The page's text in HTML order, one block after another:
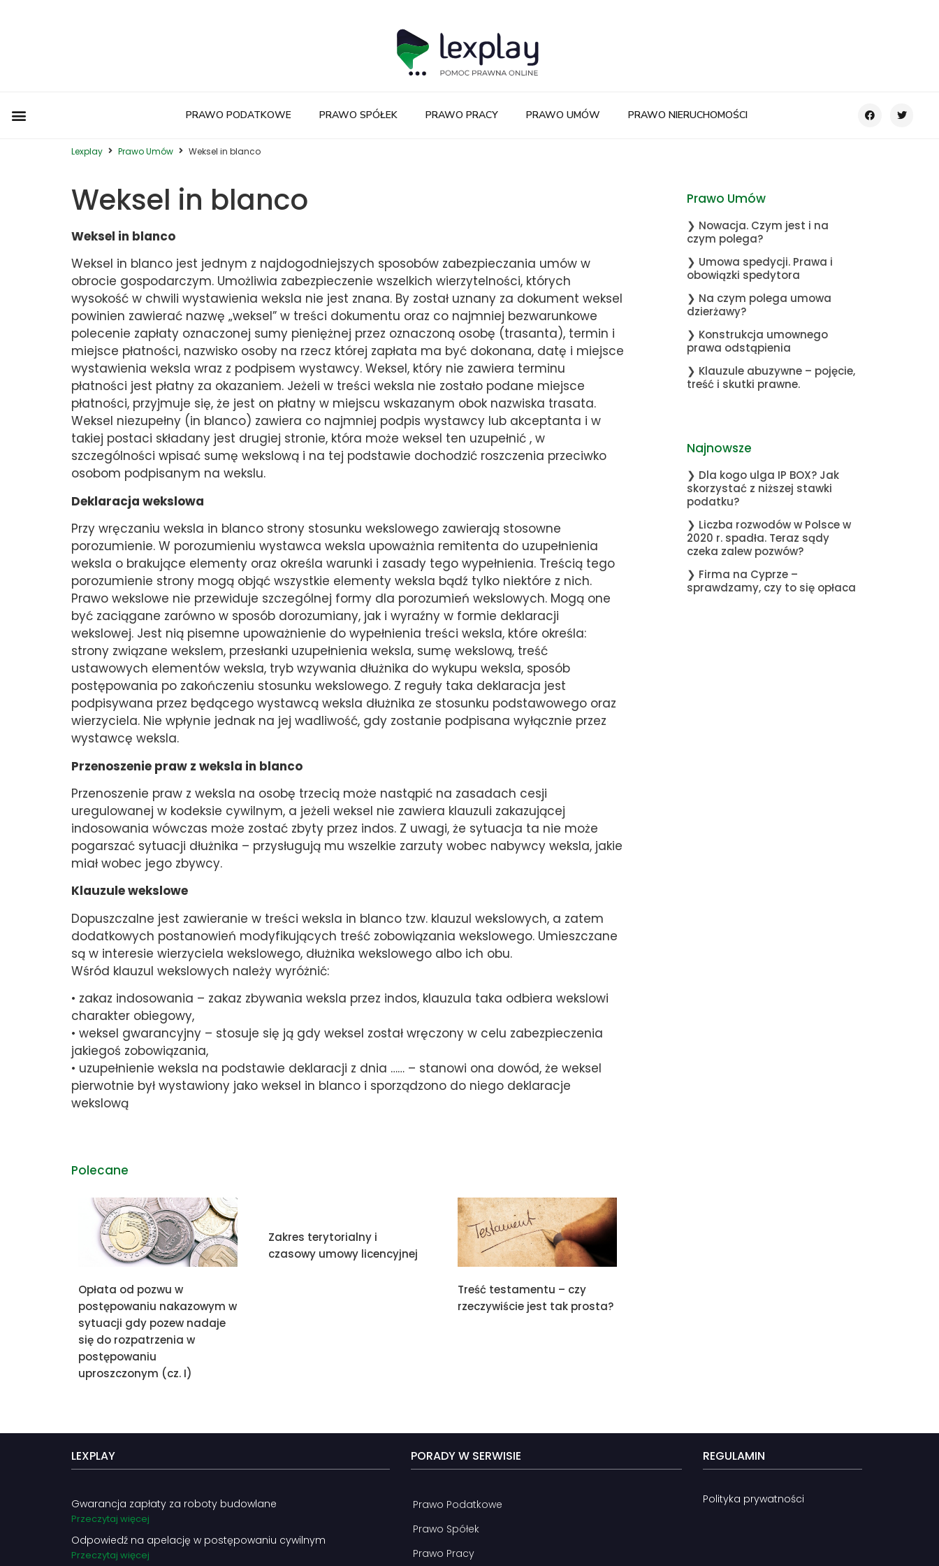
PRAWO PODATKOWE PRAWO SPÓŁEK PRAWO PRACY PRAWO UMÓW PRAWO NIERUCHOMOŚCI
Lexplay Prawo Umów Weksel in blanco
Weksel in blanco
Weksel in blanco
Weksel in blanco jest jednym z najdogodniejszych sposobów zabezpieczania umów w
obrocie gospodarczym. Umożliwia zabezpieczenie wszelkich wierzytelności, których
wysokość w chwili wystawienia weksla nie jest znana. By został uznany za dokument weksel
powinien zawierać nazwę „weksel” w treści dokumentu oraz co najmniej bezwarunkowe
polecenie zapłaty oznaczonej sumy pieniężnej przez oznaczoną osobę (trasanta), termin i
miejsce płatności, nazwisko osoby na rzecz której zapłata ma być dokonana, datę i miejsce
wystawienia weksla wraz z podpisem wystawcy. Weksel, który nie zawiera terminu
płatności jest płatny za okazaniem. Jeżeli w treści weksla nie zostało podane miejsce
płatności, przyjmuje się, że jest on płatny w miejscu wskazanym obok nazwiska trasata.
Weksel niezupełny (in blanco) zawiera co najmniej podpis wystawcy lub akceptanta i w
takiej postaci składany jest drugiej stronie, która może weksel ten uzupełnić , w
szczególności wpisać sumę wekslową i na tej podstawie dochodzić roszczenia przeciwko
osobom podpisanym na wekslu.
Deklaracja wekslowa
Przy wręczaniu weksla in blanco strony stosunku wekslowego zawierają stosowne
porozumienie. W porozumieniu wystawca weksla upoważnia remitenta do uzupełnienia
weksla o brakujące elementy oraz określa warunki i zasady tego wypełnienia. Treścią tego
porozumienie strony mogą objąć wszystkie elementy weksla bądź tylko niektóre z nich.
Prawo wekslowe nie przewiduje szczególnej formy dla porozumień wekslowych. Mogą one
być zaciągane zarówno w sposób dorozumiany, jak i wyraźny w formie deklaracji
wekslowej. Jest nią pisemne upoważnienie do wypełnienia treści weksla, które określa:
strony związane wekslem, przesłanki uzupełnienia weksla, sumę wekslową, treść
ustawowych elementów weksla, tryb wzywania dłużnika do wykupu weksla, sposób
postępowania po zakończeniu stosunku wekslowego. Z reguły taka deklaracja jest
podpisywana przez będącego wystawcą weksla dłużnika ze stosunku podstawowego oraz
wierzyciela. Nie wpłynie jednak na jej wadliwość, gdy zostanie podpisana wyłącznie przez
wystawcę weksla.
Przenoszenie praw z weksla in blanco
Przenoszenie praw z weksla na osobę trzecią może nastąpić na zasadach cesji
uregulowanej w kodeksie cywilnym, a jeżeli weksel nie zawiera klauzuli zakazującej
indosowania wówczas może zostać zbyty przez indos. Z uwagi, że sytuacja ta nie może
pogarszać sytuacji dłużnika – przysługują mu wszelkie zarzuty wobec nabywcy weksla, jakie
miał wobec jego zbywcy.
Klauzule wekslowe
Dopuszczalne jest zawieranie w treści weksla in blanco tzw. klauzul wekslowych, a zatem
dodatkowych postanowień modyfikujących treść zobowiązania wekslowego. Umieszczane
są w interesie wierzyciela wekslowego, dłużnika wekslowego albo ich obu.
Wśród klauzul wekslowych należy wyróżnić:
• zakaz indosowania – zakaz zbywania weksla przez indos, klauzula taka odbiera wekslowi
charakter obiegowy,
• weksel gwarancyjny – stosuje się ją gdy weksel został wręczony w celu zabezpieczenia
jakiegoś zobowiązania,
• uzupełnienie weksla na podstawie deklaracji z dnia …… – stanowi ona dowód, że weksel
pierwotnie był wystawiony jako weksel in blanco i sporządzono do niego deklaracje
wekslową
Polecane
Opłata od pozwu w
postępowaniu nakazowym w
sytuacji gdy pozew nadaje
się do rozpatrzenia w
postępowaniu
uproszczonym (cz. I)
Zakres terytorialny i
czasowy umowy licencyjnej
Treść testamentu – czy
rzeczywiście jest tak prosta?
Prawo Umów
❯ Nowacja. Czym jest i na
czym polega?
❯ Umowa spedycji. Prawa i
obowiązki spedytora
❯ Na czym polega umowa
dzierżawy?
❯ Konstrukcja umownego
prawa odstąpienia
❯ Klauzule abuzywne – pojęcie,
treść i skutki prawne.
Najnowsze
❯ Dla kogo ulga IP BOX? Jak
skorzystać z niższej stawki
podatku?
❯ Liczba rozwodów w Polsce w
2020 r. spadła. Teraz sądy
czeka zalew pozwów?
❯ Firma na Cyprze –
sprawdzamy, czy to się opłaca
LEXPLAY
Gwarancja zapłaty za roboty budowlane
Przeczytaj więcej
Odpowiedź na apelację w postępowaniu cywilnym
Przeczytaj więcej
PORADY W SERWISIE
Prawo Podatkowe
Prawo Spółek
Prawo Pracy
REGULAMIN
Polityka prywatności